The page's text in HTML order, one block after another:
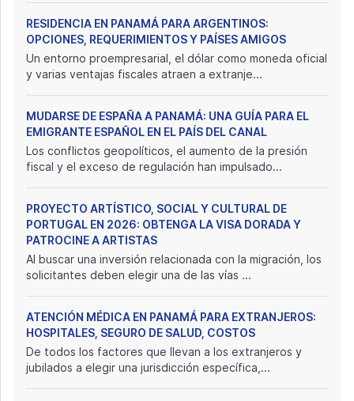
RESIDENCIA EN PANAMÁ PARA ARGENTINOS:
OPCIONES, REQUERIMIENTOS Y PAÍSES AMIGOS
Un entorno proempresarial, el dólar como moneda oficial
y varias ventajas fiscales atraen a extranje...
MUDARSE DE ESPAÑA A PANAMÁ: UNA GUÍA PARA EL
EMIGRANTE ESPAÑOL EN EL PAÍS DEL CANAL
Los conflictos geopolíticos, el aumento de la presión
fiscal y el exceso de regulación han impulsado...
PROYECTO ARTÍSTICO, SOCIAL Y CULTURAL DE
PORTUGAL EN 2026: OBTENGA LA VISA DORADA Y
PATROCINE A ARTISTAS
Al buscar una inversión relacionada con la migración, los
solicitantes deben elegir una de las vías ...
ATENCIÓN MÉDICA EN PANAMÁ PARA EXTRANJEROS:
HOSPITALES, SEGURO DE SALUD, COSTOS
De todos los factores que llevan a los extranjeros y
jubilados a elegir una jurisdicción específica,...